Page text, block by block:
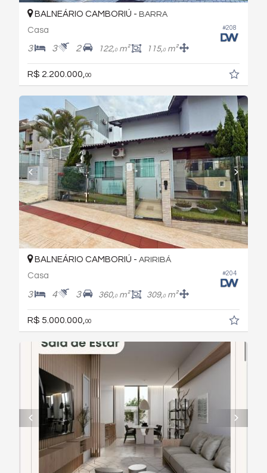
#208
BALNEÁRIO CAMBORIÚ - BARRA
Casa
3 3 2 122,0m² 115,0m²
R$ 2.200.000, 00
#204
BALNEÁRIO CAMBORIÚ - ARIRIBÁ
Casa
3 4 3 360,0m² 309,0m²
R$ 5.000.000, 00